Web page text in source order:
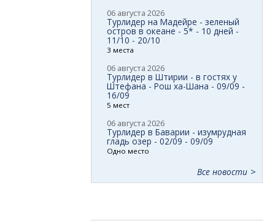
06 августа 2026
Турлидер на Мадейре - зеленый
остров в океане - 5* - 10 дней -
11/10 - 20/10
3 места
06 августа 2026
Турлидер в Штирии - в гостях у
Штефана - Рош ха-Шана - 09/09 -
16/09
5 мест
06 августа 2026
Турлидер в Баварии - изумрудная
гладь озер - 02/09 - 09/09
Одно место
Все новости